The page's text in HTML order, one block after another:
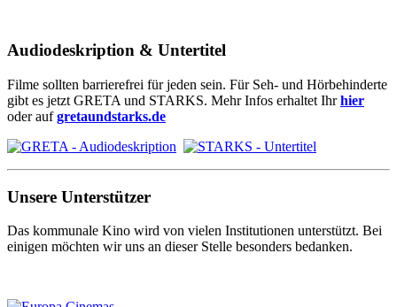
Audiodeskription & Untertitel
Filme sollten barrierefrei für jeden sein. Für Seh- und Hörbehinderte
gibt es jetzt GRETA und STARKS. Mehr Infos erhaltet Ihrhier
oder aufgretaundstarks.de
Unsere Unterstützer
Das kommunale Kino wird von vielen Institutionen unterstützt. Bei
einigen möchten wir uns an dieser Stelle besonders bedanken.